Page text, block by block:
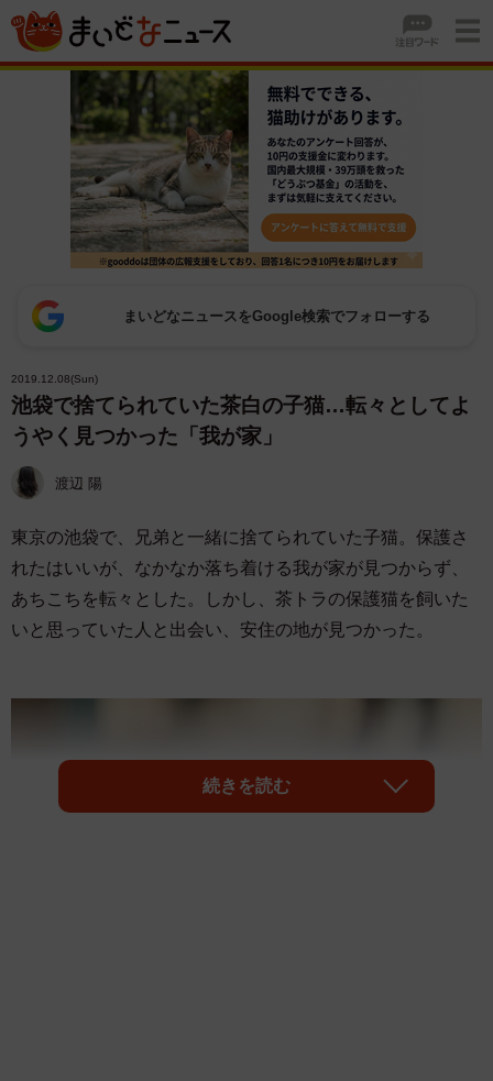
まいどなニュースをGoogle検索でフォローする
2019.12.08(Sun)
池袋で捨てられていた茶白の子猫…転々としてよ
うやく見つかった「我が家」
渡辺 陽
東京の池袋で、兄弟と一緒に捨てられていた子猫。保護さ
れたはいいが、なかなか落ち着ける我が家が見つからず、
あちこちを転々とした。しかし、茶トラの保護猫を飼いた
いと思っていた人と出会い、安住の地が見つかった。
続きを読む